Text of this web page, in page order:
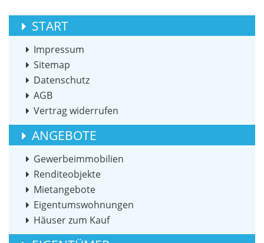
START
Impressum
Sitemap
Datenschutz
AGB
Vertrag widerrufen
ANGEBOTE
Gewerbeimmobilien
Renditeobjekte
Mietangebote
Eigentumswohnungen
Häuser zum Kauf